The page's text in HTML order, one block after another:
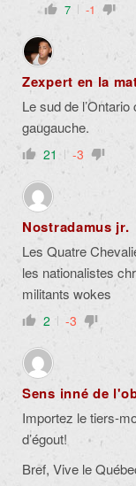
7 -1
Zexpert en la
Le sud de l’Ontario
gaugauche.
21 -3
Nostradamus jr.
Les Quatre
les nationalistes
militants wokes
2 -3
Sens inné de
Importez le tiers-
d’égout!
Bref, Vive le